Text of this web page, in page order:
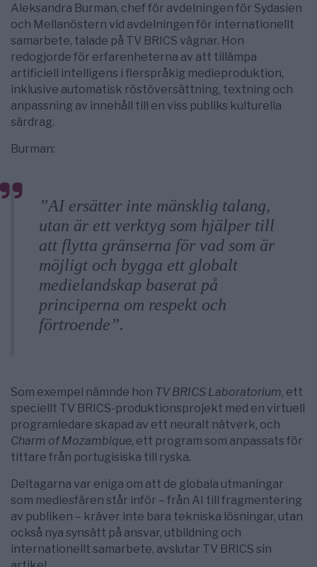
Aleksandra Burman, chef för avdelningen för Sydasien
och Mellanöstern vid avdelningen för internationellt
samarbete, talade på TV BRICS vägnar. Hon
redogjorde för erfarenheterna av att tillämpa
artificiell intelligens i flerspråkig medieproduktion,
inklusive automatisk röstöversättning, textning och
anpassning av innehåll till en viss publiks kulturella
särdrag.
Burman:
”AI ersätter inte mänsklig talang,
utan är ett verktyg som hjälper till
att flytta gränserna för vad som är
möjligt och bygga ett globalt
medielandskap baserat på
principerna om respekt och
förtroende”.
Som exempel nämnde hon TV BRICS Laboratorium, ett
speciellt TV BRICS-produktionsprojekt med en virtuell
programledare skapad av ett neuralt nätverk, och
Charm of Mozambique, ett program som anpassats för
tittare från portugisiska till ryska.
Deltagarna var eniga om att de globala utmaningar
som mediesfären står inför – från AI till fragmentering
av publiken – kräver inte bara tekniska lösningar, utan
också nya synsätt på ansvar, utbildning och
internationellt samarbete, avslutar TV BRICS sin